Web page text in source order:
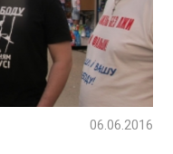
06.06.2016